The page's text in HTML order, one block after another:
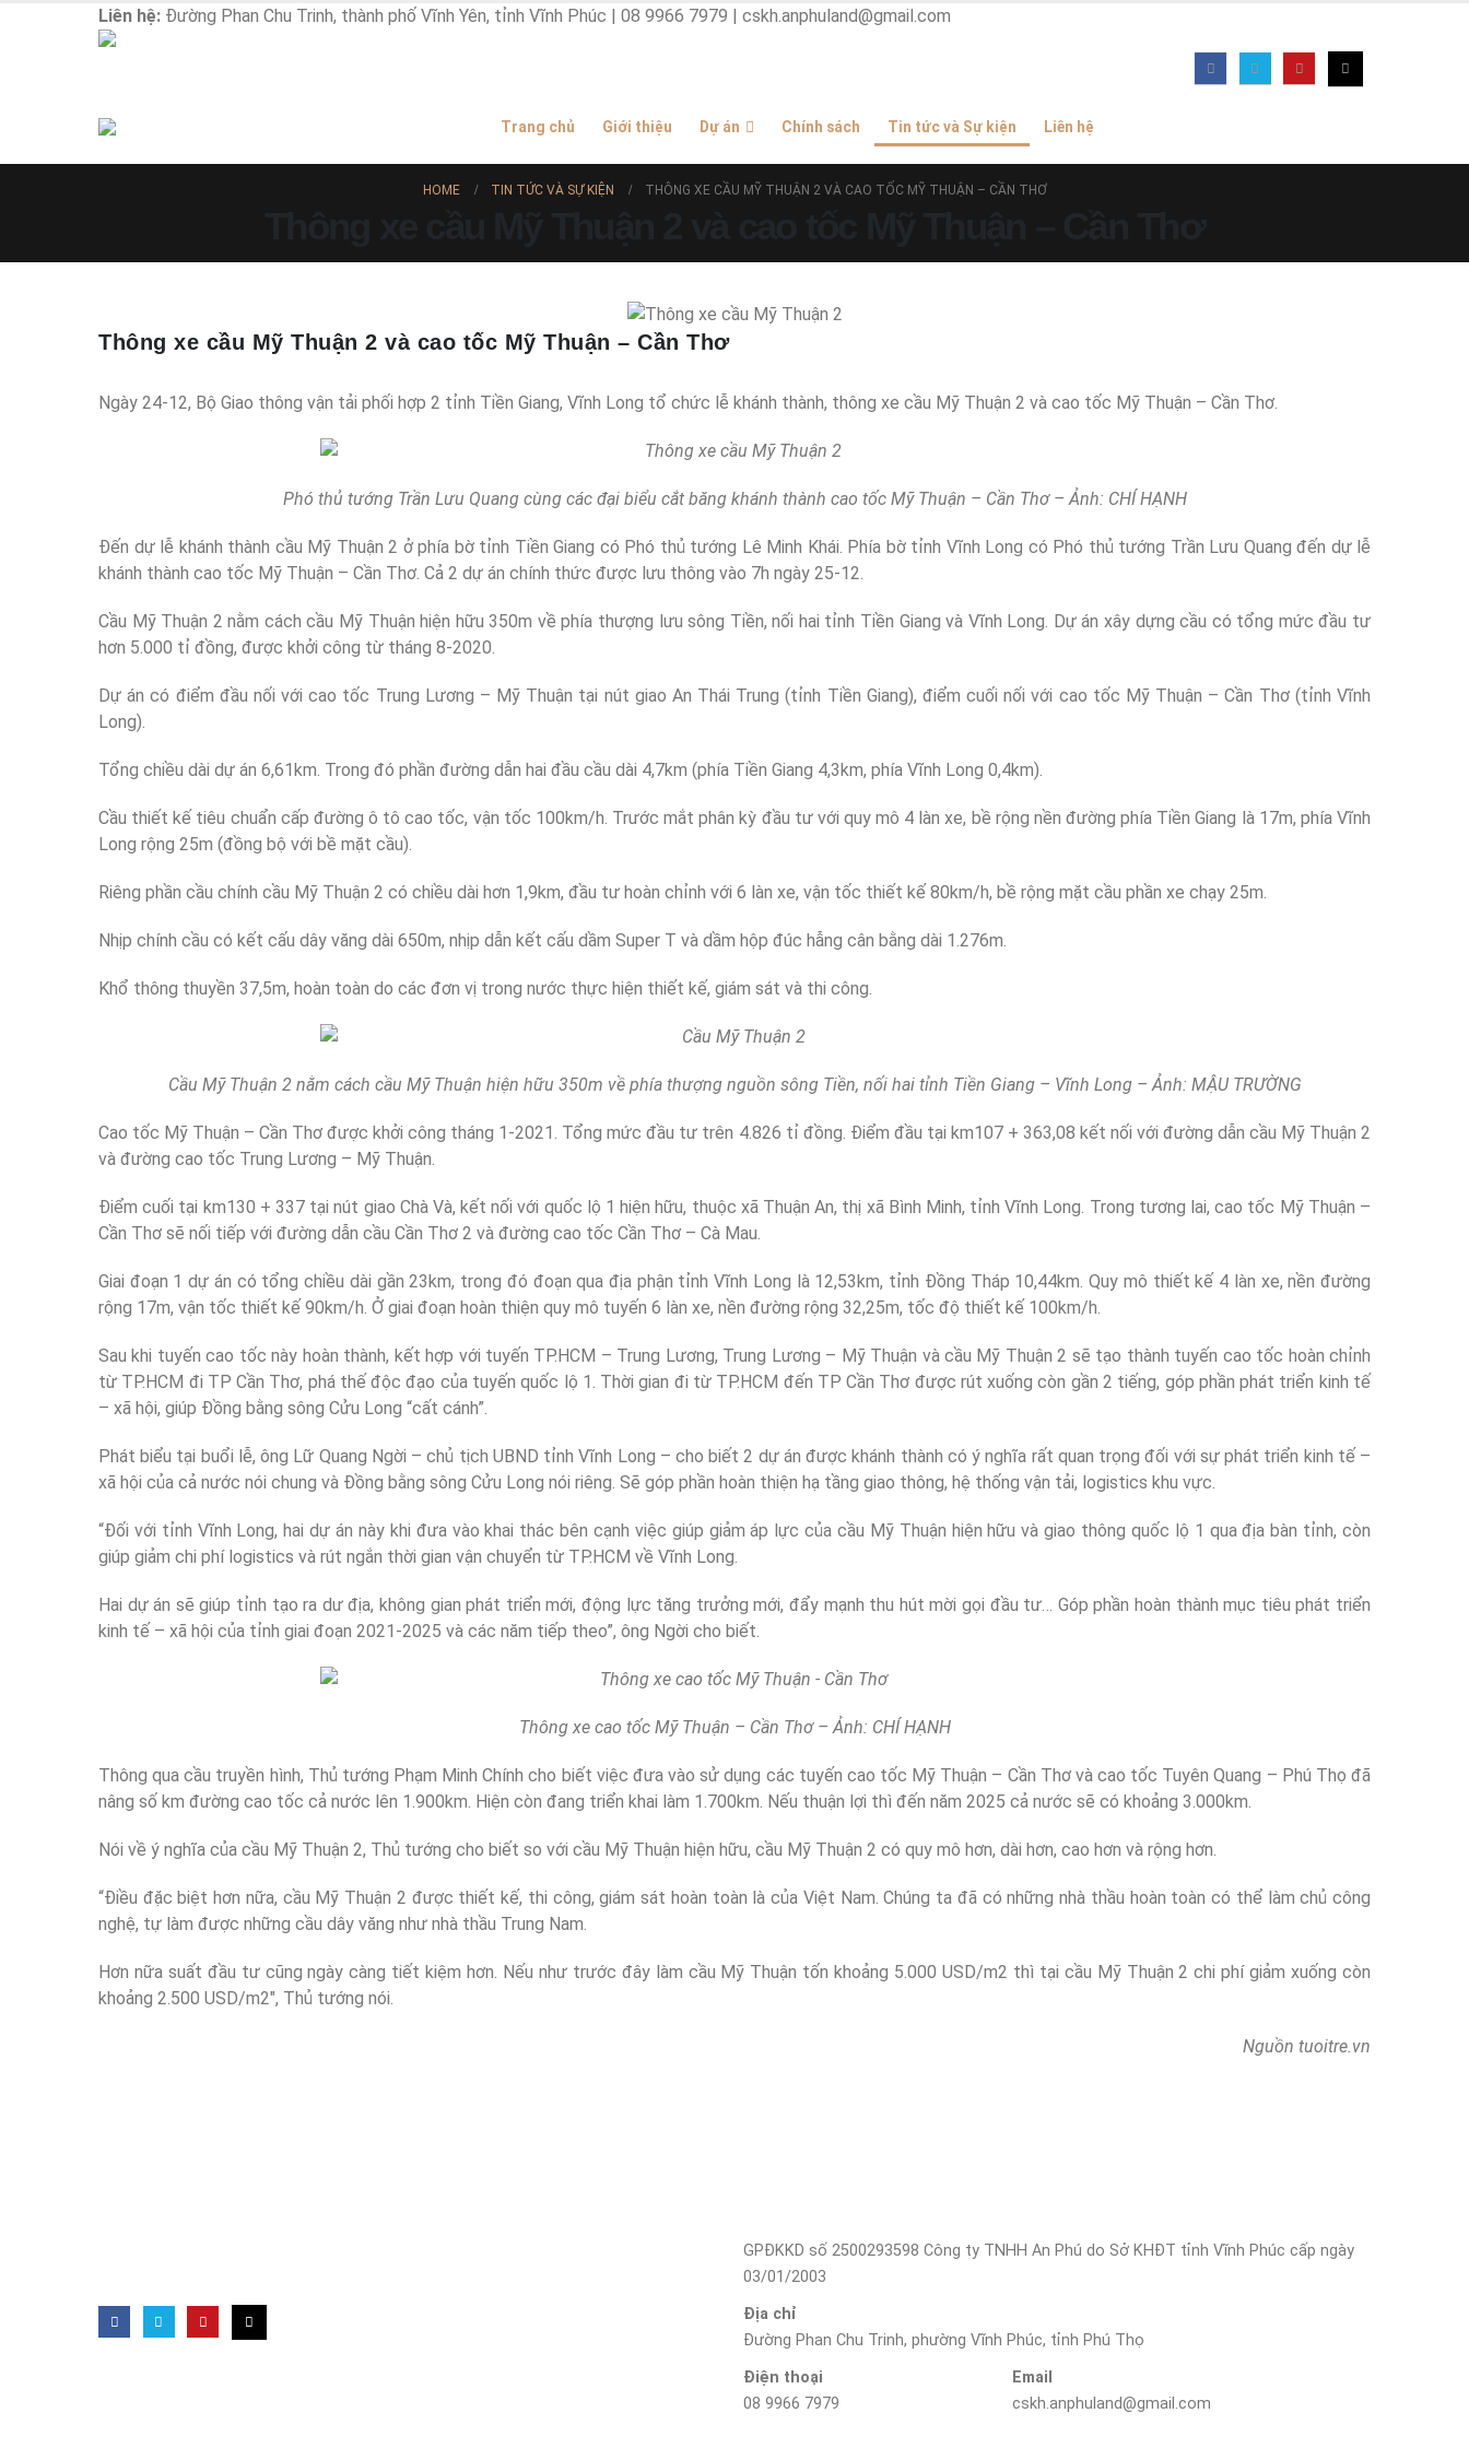
Liên hệ: Đường Phan Chu Trinh, thành phố Vĩnh Yên, tỉnh Vĩnh Phúc | 08 9966 7979 | cskh.anphuland@gmail.com
Trang chủ Giới thiệu Dự án Chính sách Tin tức và Sự kiện Liên hệ
HOME TIN TỨC VÀ SỰ KIỆN THÔNG XE CẦU MỸ THUẬN 2 VÀ CAO TỐC MỸ THUẬN – CẦN THƠ
Thông xe cầu Mỹ Thuận 2 và cao tốc Mỹ Thuận – Cần Thơ
Ngày 24-12, Bộ Giao thông vận tải phối hợp 2 tỉnh Tiền Giang, Vĩnh Long tổ chức lễ khánh thành, thông xe cầu Mỹ Thuận 2 và cao tốc Mỹ Thuận – Cần Thơ.
Phó thủ tướng Trần Lưu Quang cùng các đại biểu cắt băng khánh thành cao tốc Mỹ Thuận – Cần Thơ – Ảnh: CHÍ HẠNH
Đến dự lễ khánh thành cầu Mỹ Thuận 2 ở phía bờ tỉnh Tiền Giang có Phó thủ tướng Lê Minh Khái. Phía bờ tỉnh Vĩnh Long có Phó thủ tướng Trần Lưu Quang đến dự lễ
khánh thành cao tốc Mỹ Thuận – Cần Thơ. Cả 2 dự án chính thức được lưu thông vào 7h ngày 25-12.
Cầu Mỹ Thuận 2 nằm cách cầu Mỹ Thuận hiện hữu 350m về phía thượng lưu sông Tiền, nối hai tỉnh Tiền Giang và Vĩnh Long. Dự án xây dựng cầu có tổng mức đầu tư
hơn 5.000 tỉ đồng, được khởi công từ tháng 8-2020.
Dự án có điểm đầu nối với cao tốc Trung Lương – Mỹ Thuận tại nút giao An Thái Trung (tỉnh Tiền Giang), điểm cuối nối với cao tốc Mỹ Thuận – Cần Thơ (tỉnh Vĩnh
Long).
Tổng chiều dài dự án 6,61km. Trong đó phần đường dẫn hai đầu cầu dài 4,7km (phía Tiền Giang 4,3km, phía Vĩnh Long 0,4km).
Cầu thiết kế tiêu chuẩn cấp đường ô tô cao tốc, vận tốc 100km/h. Trước mắt phân kỳ đầu tư với quy mô 4 làn xe, bề rộng nền đường phía Tiền Giang là 17m, phía Vĩnh
Long rộng 25m (đồng bộ với bề mặt cầu).
Riêng phần cầu chính cầu Mỹ Thuận 2 có chiều dài hơn 1,9km, đầu tư hoàn chỉnh với 6 làn xe, vận tốc thiết kế 80km/h, bề rộng mặt cầu phần xe chạy 25m.
Nhịp chính cầu có kết cấu dây văng dài 650m, nhịp dẫn kết cấu dầm Super T và dầm hộp đúc hẫng cân bằng dài 1.276m.
Khổ thông thuyền 37,5m, hoàn toàn do các đơn vị trong nước thực hiện thiết kế, giám sát và thi công.
Cầu Mỹ Thuận 2 nằm cách cầu Mỹ Thuận hiện hữu 350m về phía thượng nguồn sông Tiền, nối hai tỉnh Tiền Giang – Vĩnh Long – Ảnh: MẬU TRƯỜNG
Cao tốc Mỹ Thuận – Cần Thơ được khởi công tháng 1-2021. Tổng mức đầu tư trên 4.826 tỉ đồng. Điểm đầu tại km107 + 363,08 kết nối với đường dẫn cầu Mỹ Thuận 2
và đường cao tốc Trung Lương – Mỹ Thuận.
Điểm cuối tại km130 + 337 tại nút giao Chà Và, kết nối với quốc lộ 1 hiện hữu, thuộc xã Thuận An, thị xã Bình Minh, tỉnh Vĩnh Long. Trong tương lai, cao tốc Mỹ Thuận –
Cần Thơ sẽ nối tiếp với đường dẫn cầu Cần Thơ 2 và đường cao tốc Cần Thơ – Cà Mau.
Giai đoạn 1 dự án có tổng chiều dài gần 23km, trong đó đoạn qua địa phận tỉnh Vĩnh Long là 12,53km, tỉnh Đồng Tháp 10,44km. Quy mô thiết kế 4 làn xe, nền đường
rộng 17m, vận tốc thiết kế 90km/h. Ở giai đoạn hoàn thiện quy mô tuyến 6 làn xe, nền đường rộng 32,25m, tốc độ thiết kế 100km/h.
Sau khi tuyến cao tốc này hoàn thành, kết hợp với tuyến TP.HCM – Trung Lương, Trung Lương – Mỹ Thuận và cầu Mỹ Thuận 2 sẽ tạo thành tuyến cao tốc hoàn chỉnh
từ TP.HCM đi TP Cần Thơ, phá thế độc đạo của tuyến quốc lộ 1. Thời gian đi từ TP.HCM đến TP Cần Thơ được rút xuống còn gần 2 tiếng, góp phần phát triển kinh tế
– xã hội, giúp Đồng bằng sông Cửu Long “cất cánh”.
Phát biểu tại buổi lễ, ông Lữ Quang Ngời – chủ tịch UBND tỉnh Vĩnh Long – cho biết 2 dự án được khánh thành có ý nghĩa rất quan trọng đối với sự phát triển kinh tế –
xã hội của cả nước nói chung và Đồng bằng sông Cửu Long nói riêng. Sẽ góp phần hoàn thiện hạ tầng giao thông, hệ thống vận tải, logistics khu vực.
“Đối với tỉnh Vĩnh Long, hai dự án này khi đưa vào khai thác bên cạnh việc giúp giảm áp lực của cầu Mỹ Thuận hiện hữu và giao thông quốc lộ 1 qua địa bàn tỉnh, còn
giúp giảm chi phí logistics và rút ngắn thời gian vận chuyển từ TP.HCM về Vĩnh Long.
Hai dự án sẽ giúp tỉnh tạo ra dư địa, không gian phát triển mới, động lực tăng trưởng mới, đẩy mạnh thu hút mời gọi đầu tư… Góp phần hoàn thành mục tiêu phát triển
kinh tế – xã hội của tỉnh giai đoạn 2021-2025 và các năm tiếp theo”, ông Ngời cho biết.
Thông xe cao tốc Mỹ Thuận – Cần Thơ – Ảnh: CHÍ HẠNH
Thông qua cầu truyền hình, Thủ tướng Phạm Minh Chính cho biết việc đưa vào sử dụng các tuyến cao tốc Mỹ Thuận – Cần Thơ và cao tốc Tuyên Quang – Phú Thọ đã
nâng số km đường cao tốc cả nước lên 1.900km. Hiện còn đang triển khai làm 1.700km. Nếu thuận lợi thì đến năm 2025 cả nước sẽ có khoảng 3.000km.
Nói về ý nghĩa của cầu Mỹ Thuận 2, Thủ tướng cho biết so với cầu Mỹ Thuận hiện hữu, cầu Mỹ Thuận 2 có quy mô hơn, dài hơn, cao hơn và rộng hơn.
“Điều đặc biệt hơn nữa, cầu Mỹ Thuận 2 được thiết kế, thi công, giám sát hoàn toàn là của Việt Nam. Chúng ta đã có những nhà thầu hoàn toàn có thể làm chủ công
nghệ, tự làm được những cầu dây văng như nhà thầu Trung Nam.
Hơn nữa suất đầu tư cũng ngày càng tiết kiệm hơn. Nếu như trước đây làm cầu Mỹ Thuận tốn khoảng 5.000 USD/m2 thì tại cầu Mỹ Thuận 2 chi phí giảm xuống còn
khoảng 2.500 USD/m2″, Thủ tướng nói.
Nguồn tuoitre.vn
GPĐKKD số 2500293598 Công ty TNHH An Phú do Sở KHĐT tỉnh Vĩnh Phúc cấp ngày
03/01/2003
Địa chỉ
Đường Phan Chu Trinh, phường Vĩnh Phúc, tỉnh Phú Thọ
Điện thoại
08 9966 7979
Email
cskh.anphuland@gmail.com